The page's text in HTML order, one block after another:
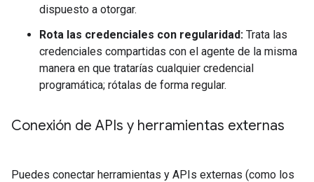
dispuesto a otorgar.
Rota las credenciales con regularidad: Trata las
credenciales compartidas con el agente de la misma
manera en que tratarías cualquier credencial
programática; rótalas de forma regular.
Conexión de APIs y herramientas externas
Puedes conectar herramientas y APIs externas (como los